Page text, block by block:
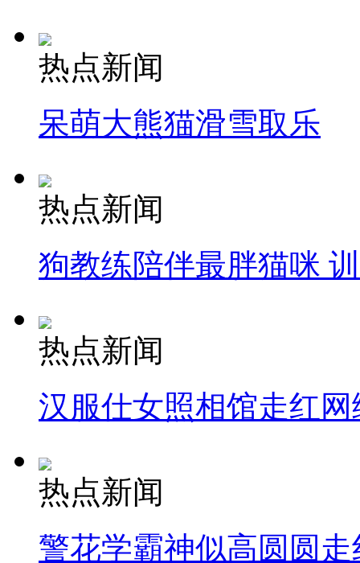
热点新闻
呆萌大熊猫滑雪取乐
热点新闻
狗教练陪伴最胖猫咪
热点新闻
汉服仕女照相馆走红网
热点新闻
警花学霸神似高圆圆走